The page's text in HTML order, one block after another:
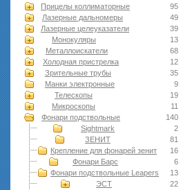
95
Прицелы коллиматорные
49
Лазерные дальномеры
39
Лазерные целеуказатели
13
Монокуляры
68
Металлоискатели
12
Холодная пристрелка
35
Зрительные трубы
9
Манки электронные
19
Телескопы
11
Микроскопы
140
Фонари подствольные
2
Sightmark
81
ЗЕНИТ
16
Крепление для фонарей зенит
6
Фонари Барс
13
Фонари подствольные Leapers
22
ЭСТ